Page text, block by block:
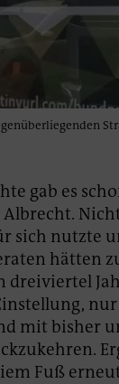
gab es
sich nutzte
hätten
dreiviertel
mit bisher
Fuß